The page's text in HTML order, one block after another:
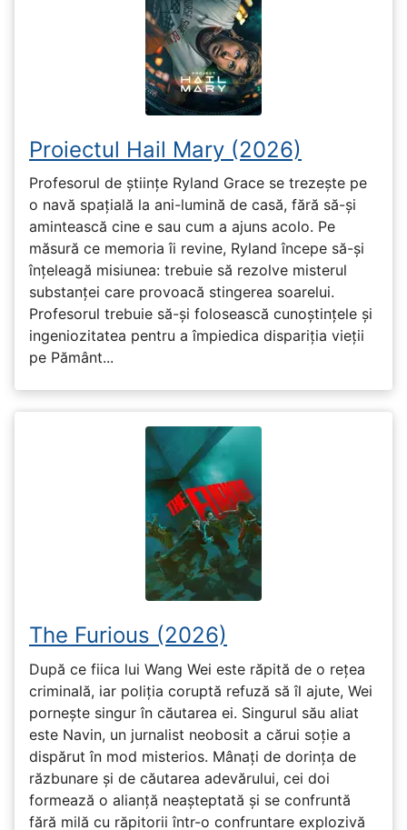
Proiectul Hail Mary (2026)
Profesorul de științe Ryland Grace se trezește pe
o navă spațială la ani-lumină de casă, fără să-și
amintească cine e sau cum a ajuns acolo. Pe
măsură ce memoria îi revine, Ryland începe să-și
înțeleagă misiunea: trebuie să rezolve misterul
substanței care provoacă stingerea soarelui.
Profesorul trebuie să-și folosească cunoștințele și
ingeniozitatea pentru a împiedica dispariția vieții
pe Pământ...
The Furious (2026)
După ce fiica lui Wang Wei este răpită de o rețea
criminală, iar poliția coruptă refuză să îl ajute, Wei
pornește singur în căutarea ei. Singurul său aliat
este Navin, un jurnalist neobosit a cărui soție a
dispărut în mod misterios. Mânați de dorința de
răzbunare și de căutarea adevărului, cei doi
formează o alianță neașteptată și se confruntă
fără milă cu răpitorii într-o confruntare explozivă